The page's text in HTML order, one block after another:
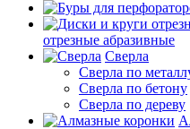
отрезные абразивные
Сверла
Сверла по
Сверла по бетону
Сверла по дереву